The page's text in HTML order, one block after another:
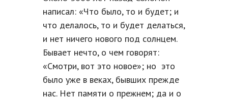
написал: «Что было, то и будет; и
что делалось, то и будет делаться,
и нет ничего нового под солнцем.
Бывает нечто, о чем говорят:
«Смотри, вот это новое»; но это
было уже в веках, бывших прежде
нас. Нет памяти о прежнем; да и о